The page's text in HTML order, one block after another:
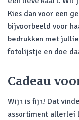
Kies dan voor een
bijvoorbeeld voor
bedrukken met
fotolijstje en doe
Cadeau
Wijn is fijn! Dat
assortiment allerlei